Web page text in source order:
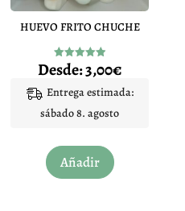
en
la
de
producto
HUEVO FRITO CHUCHE
Valorado
con
de 5
Desde:3,00€
Entrega estimada:
sábado 8. agosto
Añadir
producto